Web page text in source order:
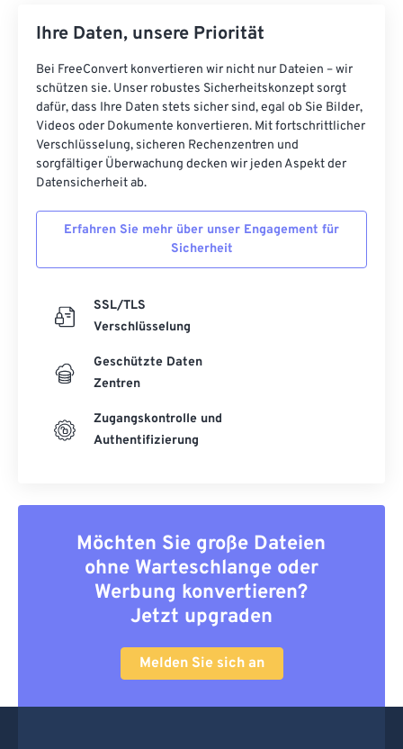
Ihre Daten, unsere Priorität
Bei FreeConvert konvertieren wir nicht nur Dateien – wir
schützen sie. Unser robustes Sicherheitskonzept sorgt
dafür, dass Ihre Daten stets sicher sind, egal ob Sie Bilder,
Videos oder Dokumente konvertieren. Mit fortschrittlicher
Verschlüsselung, sicheren Rechenzentren und
sorgfältiger Überwachung decken wir jeden Aspekt der
Datensicherheit ab.
Erfahren Sie mehr über unser Engagement für
Sicherheit
SSL/TLS
Verschlüsselung
Geschützte Daten
Zentren
Zugangskontrolle und
Authentifizierung
Möchten Sie große Dateien
ohne Warteschlange oder
Werbung konvertieren?
Jetzt upgraden
Melden Sie sich an